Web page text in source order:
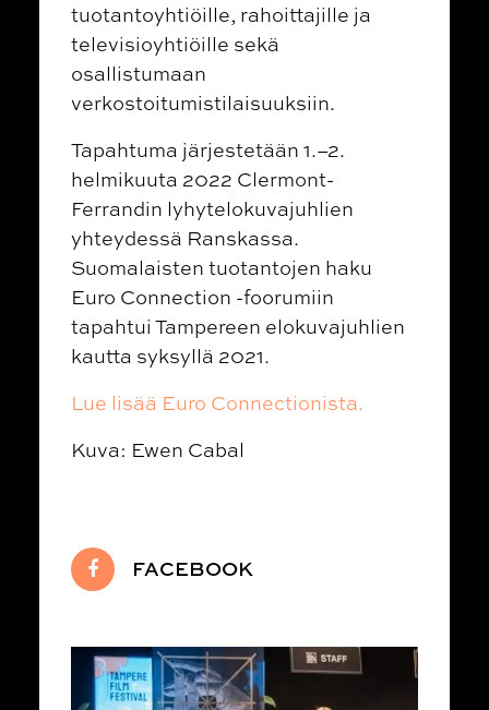
tuotantoyhtiöille, rahoittajille ja
televisioyhtiöille sekä
osallistumaan
verkostoitumistilaisuuksiin.
Tapahtuma järjestetään 1.–2.
helmikuuta 2022 Clermont-
Ferrandin lyhytelokuvajuhlien
yhteydessä Ranskassa.
Suomalaisten tuotantojen haku
Euro Connection -foorumiin
tapahtui Tampereen elokuvajuhlien
kautta syksyllä 2021.
Lue lisää Euro Connectionista.
Kuva: Ewen Cabal
FACEBOOK